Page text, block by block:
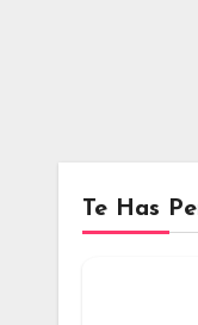
Te Has